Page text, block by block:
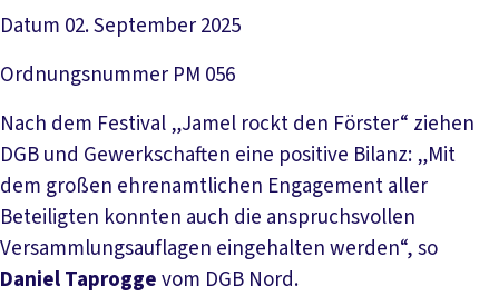
Datum 02. September 2025
Ordnungsnummer PM 056
Nach dem Festival „Jamel rockt den Förster“ ziehen
DGB und Gewerkschaften eine positive Bilanz: „Mit
dem großen ehrenamtlichen Engagement aller
Beteiligten konnten auch die anspruchsvollen
Versammlungsauflagen eingehalten werden“, so
Daniel Taproggevom DGB Nord.